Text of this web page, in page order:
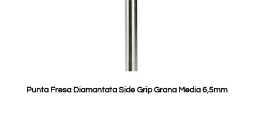
Punta Fresa Diamantata Side Grip Grana Media 6,5mm